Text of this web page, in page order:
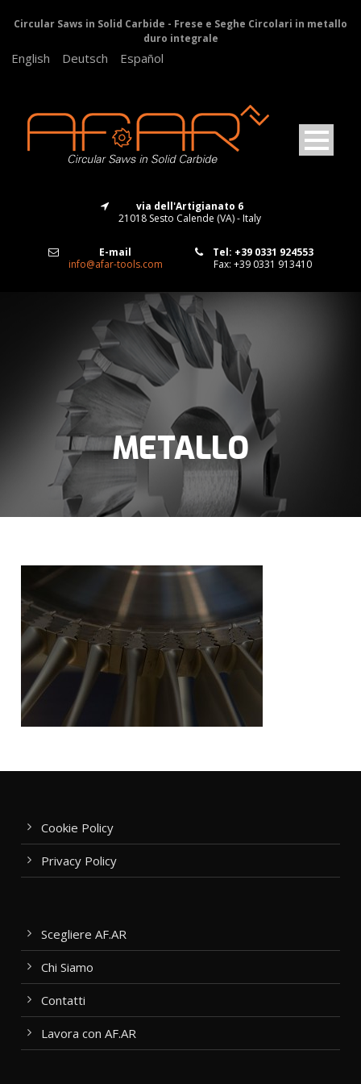
Circular Saws in Solid Carbide - Frese e Seghe Circolari in metallo
duro integrale
English Deutsch Español
via dell'Artigianato 6
21018 Sesto Calende (VA) - Italy
E-mail
info@afar-tools.com
Tel: +39 0331 924553
Fax: +39 0331 913410
METALLO
Cookie Policy
Privacy Policy
Scegliere AF.AR
Chi Siamo
Contatti
Lavora con AF.AR